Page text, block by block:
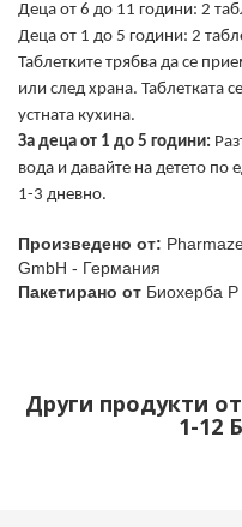
Деца от 6 до 11 години: 2
Деца от 1 до 5 години: 2
Таблетките трябва да се
или след храна. Таблетката
устната кухина.
За деца от 1 до 5 години:
вода и давайте на детето по
1-3 дневно.
Произведено от:
GmbH - Германия
Пакетирано от Биохерба
Други продукти
1-12